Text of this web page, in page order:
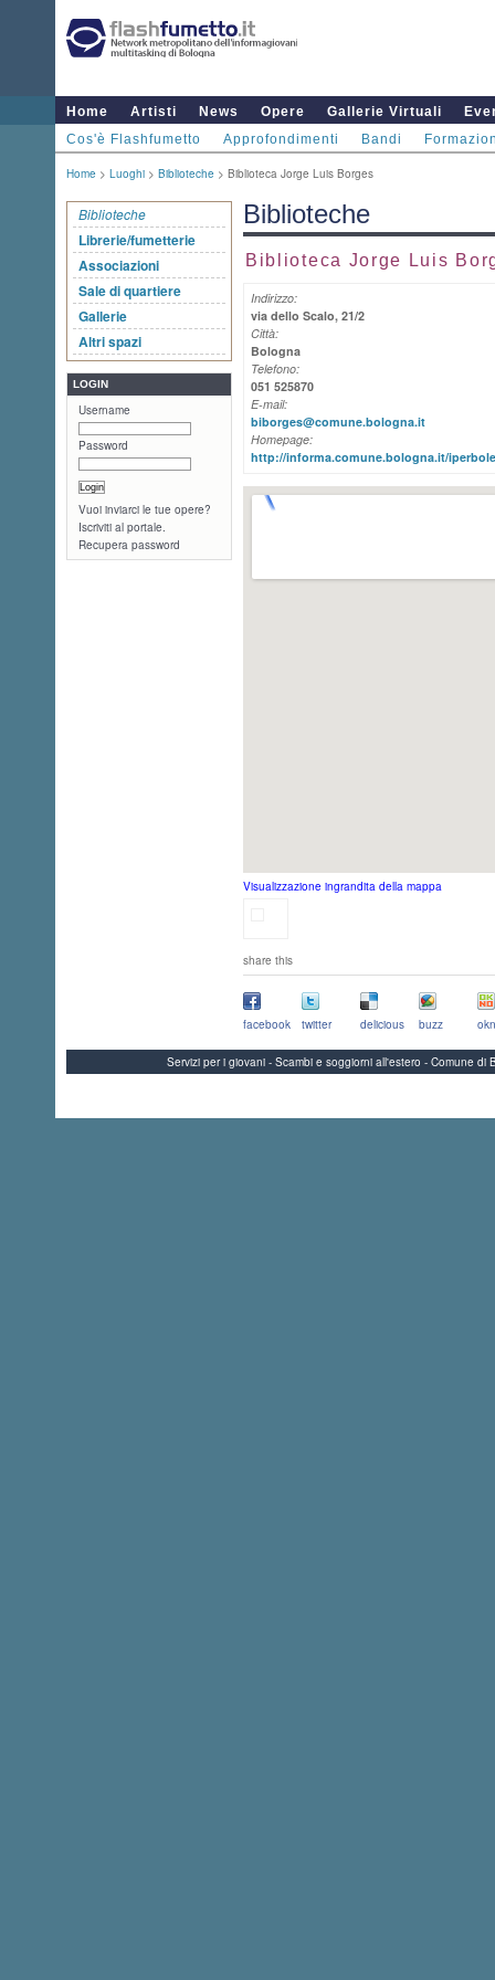
Home Artisti News Opere Gallerie Virtuali
Cos'è Flashfumetto
Approfondimenti Bandi
Home > Luoghi > Biblioteche > Biblioteca Jorge Luis Borges
Biblioteche
Librerie/fumetterie
Associazioni
Sale di quartiere
Gallerie
Altri spazi
LOGIN
Username
Password
Vuoi inviarci le tue opere?
Iscriviti al portale.
Recupera password
Biblioteche
Biblioteca Jorge Luis
Indirizzo:
via dello Scalo, 21/2
Città:
Bologna
Telefono:
051 525870
E-mail:
biborges@comune.bologna.it
Homepage:
http://informa.comune.bologna.it/
Visualizzazione ingrandita della mappa
share this
facebook twitter delicious buzz
Servizi per i giovani - Scambi e soggiorni all'estero - Comune